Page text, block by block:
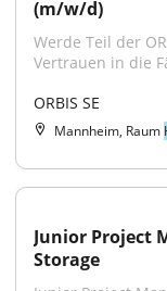
(m/w/d)
Werde Teil der
Vertrauen in die
ORBIS SE
Mannheim, Raum
Junior Project
Storage